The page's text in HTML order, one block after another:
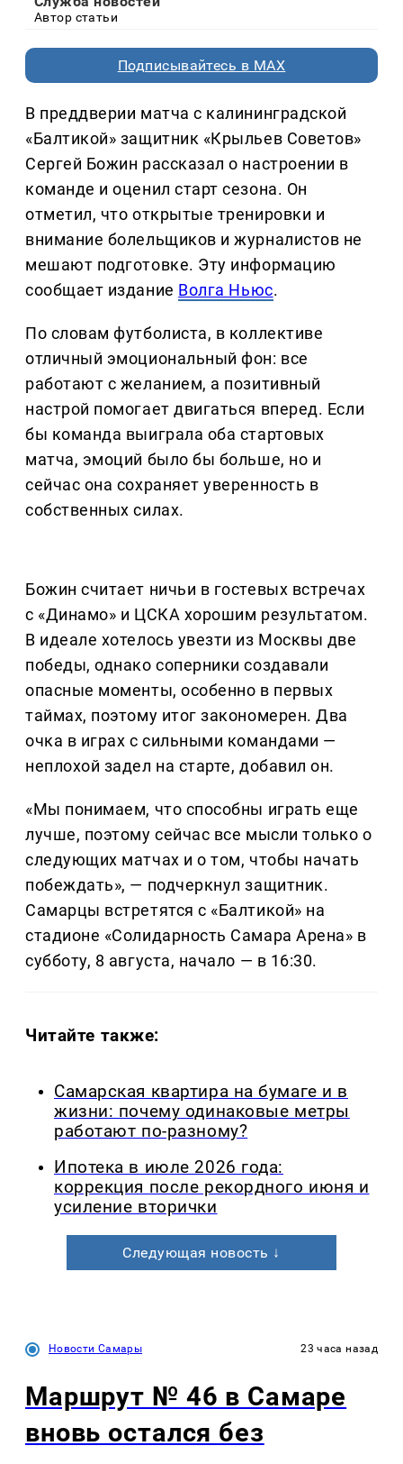
Автор статьи
Подписывайтесь в MAX
В преддверии матча с калининградской
«Балтикой» защитник «Крыльев Советов»
Сергей Божин рассказал о настроении в
команде и оценил старт сезона. Он
отметил, что открытые тренировки и
внимание болельщиков и журналистов не
мешают подготовке. Эту информацию
сообщает издание Волга Ньюс.
По словам футболиста, в коллективе
отличный эмоциональный фон: все
работают с желанием, а позитивный
настрой помогает двигаться вперед. Если
бы команда выиграла оба стартовых
матча, эмоций было бы больше, но и
сейчас она сохраняет уверенность в
собственных силах.
Божин считает ничьи в гостевых встречах
с «Динамо» и ЦСКА хорошим результатом.
В идеале хотелось увезти из Москвы две
победы, однако соперники создавали
опасные моменты, особенно в первых
таймах, поэтому итог закономерен. Два
очка в играх с сильными командами —
неплохой задел на старте, добавил он.
«Мы понимаем, что способны играть еще
лучше, поэтому сейчас все мысли только о
следующих матчах и о том, чтобы начать
побеждать», — подчеркнул защитник.
Самарцы встретятся с «Балтикой» на
стадионе «Солидарность Самара Арена» в
субботу, 8 августа, начало — в 16:30.
Читайте также:
Самарская квартира на бумаге и в
жизни: почему одинаковые метры
работают по-разному?
Ипотека в июле 2026 года:
коррекция после рекордного июня и
усиление вторички
Следующая новость ↓
Новости Самары 23 часа назад
Маршрут № 46 в Самаре
вновь остался без